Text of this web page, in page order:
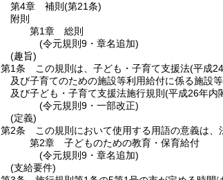
第4章
補則 (第21条)
附則
第1章
総則
(令元規則9・章名追加)
(趣旨)
第1条
この規則は、子ども・子育て支援法(平成
及び子育てのための施設等利用給付に係る施設
及び子ども・子育て支援法施行規則 (平成26年内
(令元規則9・一部改正)
(定義)
第2条
この規則において使用する用語の意義は
第2章
子どものための教育・保育給付
(令元規則9・章名追加)
(支給要件)